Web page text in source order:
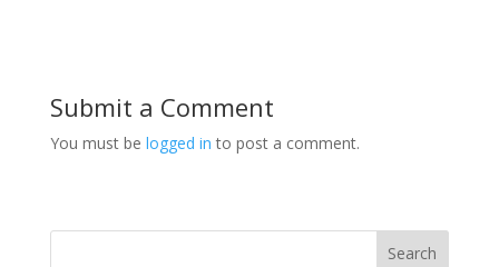
Submit a Comment
You must be logged in to post a comment.
Search